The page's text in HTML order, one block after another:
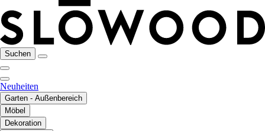
Suchen
Neuheiten
Garten - Außenbereich
Möbel
Dekoration